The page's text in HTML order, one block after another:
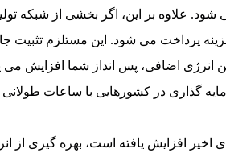
علاوه بر این، اگر بخشی از شبکه
پرداخت می شود. این مستلزم تثبیت
انرژی اضافی، پس انداز شما افزایش می
گذاری در کشورهایی با ساعات
اخیر افزایش یافته است، بهره گیری از